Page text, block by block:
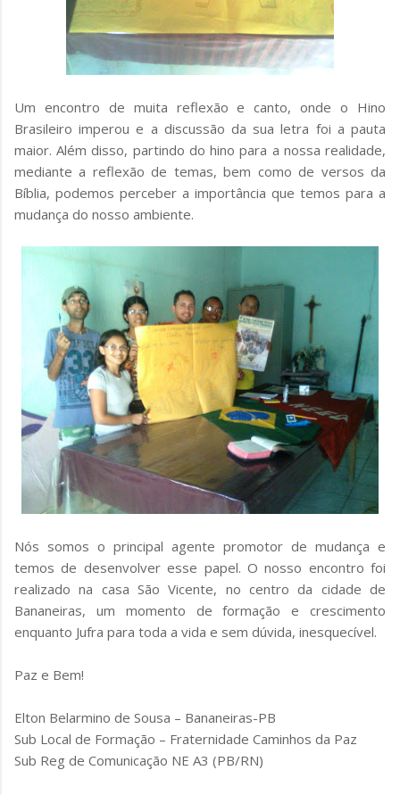
Um encontro de muita reflexão e canto, onde o Hino
Brasileiro imperou e a discussão da sua letra foi a pauta
maior. Além disso, partindo do hino para a nossa realidade,
mediante a reflexão de temas, bem como de versos da
Bíblia, podemos perceber a importância que temos para a
mudança do nosso ambiente.
Nós somos o principal agente promotor de mudança e
temos de desenvolver esse papel. O nosso encontro foi
realizado na casa São Vicente, no centro da cidade de
Bananeiras, um momento de formação e crescimento
enquanto Jufra para toda a vida e sem dúvida, inesquecível.
Paz e Bem!
Elton Belarmino de Sousa – Bananeiras-PB
Sub Local de Formação – Fraternidade Caminhos da Paz
Sub Reg de Comunicação NE A3 (PB/RN)